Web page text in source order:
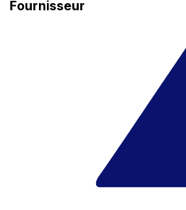
Fournisseur